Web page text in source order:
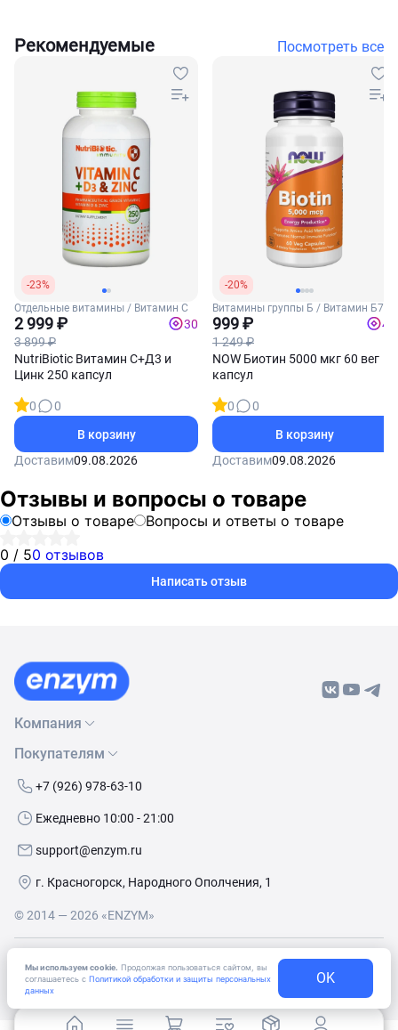
Мы используем cookie. Продолжая пользоваться сайтом, вы
соглашаетесь с Политикой обработки и защиты персональных
данных
OK
Рекомендуемые Посмотреть все
-23%
Отдельные витамины / Витамин С
2 999 ₽
3 899 ₽
30
NutriBiotic Витамин С+Д3 и
Цинк 250 капсул
0
0
В корзину
Доставим09.08.2026
-20%
Витамины группы Б / Витамин Б7
(Биотин)
999 ₽
1 249 ₽
40
NOW Биотин 5000 мкг 60 вег
капсул
0
0
В корзину
Доставим09.08.2026
Отзывы и вопросы о товаре
Отзывы о товаре
Вопросы и ответы о товаре
0 / 50 отзывов
Написать отзыв
Компания
О нас
Бренды
Контакты
Покупателям
Как сделать заказ
Условия доставки
+7 (926) 978-63-10
Ежедневно 10:00 - 21:00
support@enzym.ru
г. Красногорск, Народного Ополчения, 1
© 2014 — 2026 «ENZYM»
Согласие
на получение рекламно-информационных
материалов